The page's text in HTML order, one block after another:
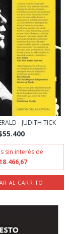
- JUDITH TICK
sin interés de